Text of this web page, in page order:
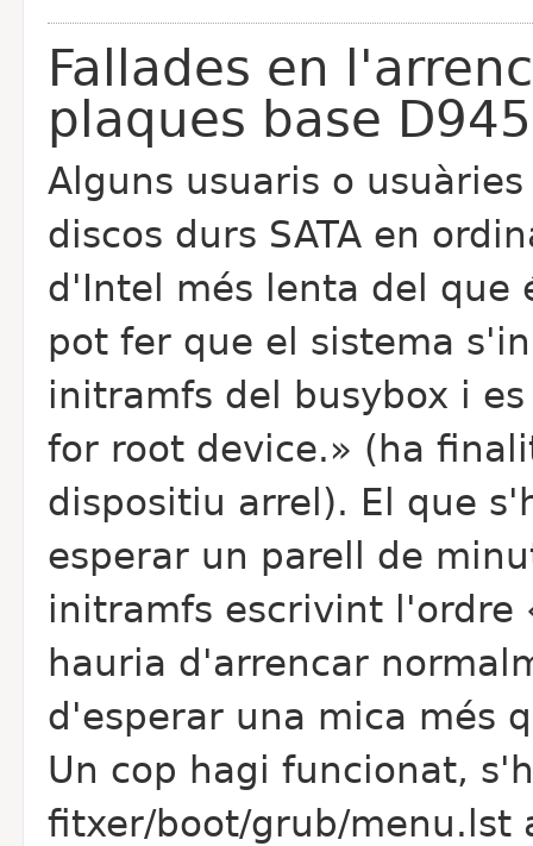
Fallades en
plaques base
Alguns usuaris o
discos durs SATA en
d'Intel més lenta del que
pot fer que el sistema
initramfs del busybox i
for root device.» (ha
dispositiu arrel). El que
esperar un parell de
initramfs escrivint l'ordre
hauria d'arrencar
d'esperar una mica més
Un cop hagi funcionat,
fitxer/boot/grub/menu.lst